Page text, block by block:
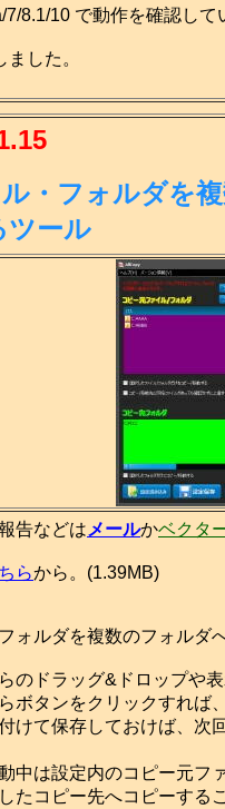
8.1/10 で動作を確認して
した。
・フォルダを
ツール
告などは メールかベクタ
らから。(1.39MB)
ォルダを複数のフォルダ
のドラッグ&ドロップや
ボタンをクリックすれば
けて保存しておけば、次
中は設定内のコピー元フ
たコピー先へコピーする